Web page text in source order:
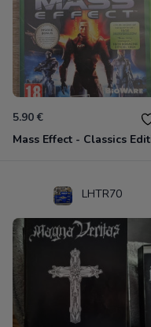
5.90 €
LHTR70